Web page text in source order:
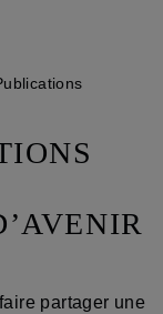
partager une